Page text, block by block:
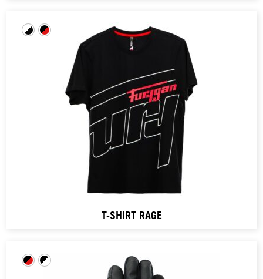
T-SHIRT RAGE